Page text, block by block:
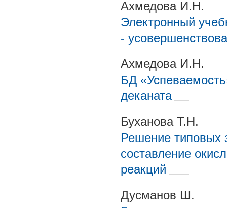
Ахмедова И.Н.
Электронный
-
Ахмедова И.Н.
БД
деканата
Буханова Т.Н.
Решение типовых
составление
реакций
Дусманов Ш.